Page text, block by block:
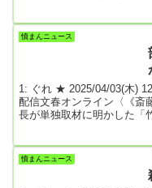
【画像】「高市演説を受け
ト高市首相は1月31日の川
憤まんニュース
1: ぐれ ★ 2025/04/03(木)
配信文春オンライン〈《斎
長が単独取材に明かした
とも事実でございます。と
をかけてしまったことを心
憤まんニュース